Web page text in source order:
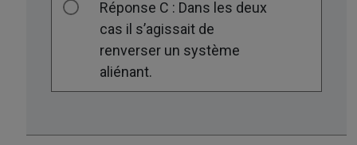
Réponse C : Dans les deux
cas il s’agissait de
renverser un système
aliénant.